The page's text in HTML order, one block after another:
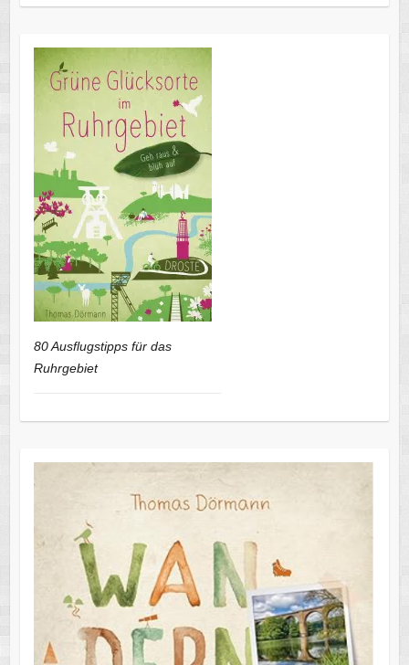
80 Ausflugstipps für das
Ruhrgebiet